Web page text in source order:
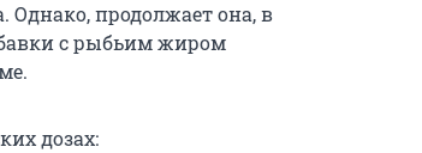
продолжает она, в
с рыбьим жиром
дозах: